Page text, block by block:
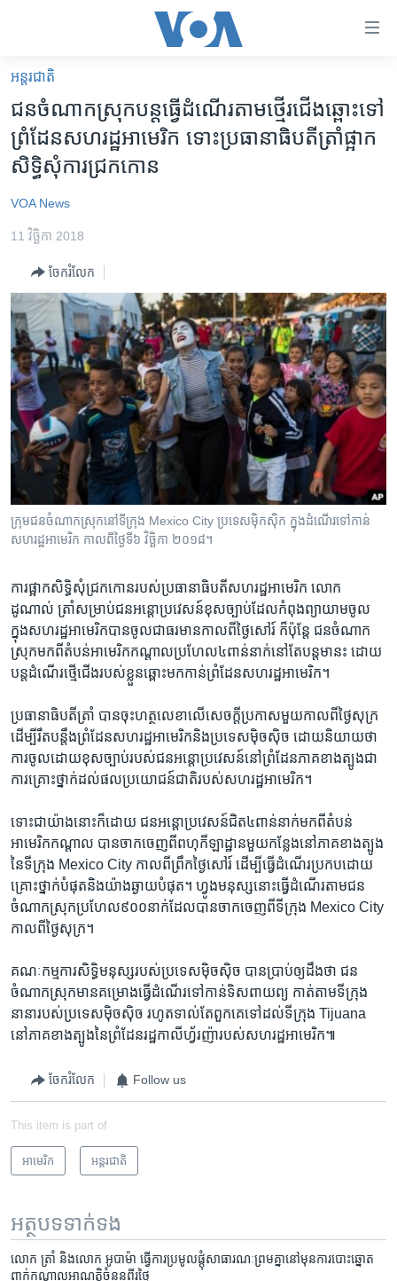
គេហទំព័រ​
ទាក់ទង
រំលង​
និង​
ចូល​
ទំព័រ​
ព័ត៌មាន​​
រំលង​
និង​
ចូល​
ទៅ​
ទំព័រ​
រចនា
សម្ព័ន្ធ​
រំលង​
និង​
ទៅ​
កាន់​
ទំព័រ​
រក
អន្តរជាតិ
អាមេរិក
ព្រឹត្តិការណ៍ព័ត៌មាន
ទូរទស្សន៍ / វីដេអូ​
វិទ្យុ / ផតខាសថ៍
កម្មវិធីទាំងអស់
Khmer English
បណ្តាញ​សង្គម
អន្តរជាតិ
​ជន​ចំណាក​ស្រុក​បន្ត​ធ្វើ​ដំណើរ​តាម​ថ្មើរ​ជើង​ឆ្ពោះ​ទៅ​
ព្រំ​ដែន​សហរដ្ឋ​អាមេរិក ​ទោះប្រធានា​ធិបតី​ត្រាំ​ផ្អាក​
សិទ្ធិ​សុំការ​ជ្រក​កោន​
VOA News
11 វិច្ឆិកា 2018
ចែករំលែក
ក្រុមជន​ចំណាក​ស្រុក​នៅ​ទីក្រុង​ Mexico City​ ប្រទេស​ម៉ិកស៊ិក ក្នុង​ដំណើរ​ទៅ​កាន់​
សហរដ្ឋ​អាមេរិក​ កាល​ពី​ថ្ងៃ​ទី​៦ វិច្ឆិកា ២០១៨។
ការ​ផ្អាក​សិទ្ធិ​សុំ​ជ្រក​កោន​របស់​ប្រធានា​ធិបតី​សហរដ្ឋ​អាមេរិក ​លោក ​
ដូណាល់ ​ត្រាំ​សម្រាប់​ជន​អន្តោប្រវេសន៍​ខុស​ច្បាប់​ដែល​កំពុង​ព្យាយាម​ចូល​
ក្នុង​សហរដ្ឋ​អាមេរិកបាន​ចូល​ជាធរមាន​កាល​ពី​ថ្ងៃ​សៅរ៍ ក៏ប៉ុន្តែ ​ជន​ចំណាក​
ស្រុក​មក​ពី​តំបន់​អាមេរិក​កណ្តាល​ប្រហែល​៤​ពាន់​នាក់​នៅ​តែ​បន្ត​មានះ ដោយ
បន្ត​ដំណើរ​ថ្មើ​ជើង​របស់​ខ្លួន​ឆ្ពោះ​មក​កាន់​ព្រំ​ដែន​សហរដ្ឋ​អាមេរិក។
ប្រធានា​ធិបតី​ត្រាំ ​បាន​ចុះ​ហត្ថលេខា​លើ​សេចក្តី​ប្រកាសមួយ​កាល​ពី​ថ្ងៃ​សុក្រ​
ដើម្បី​រឹត​បន្តឹង​ព្រំ​ដែន​សហរដ្ឋ​អាមេរិក​និង​ប្រទេស​ម៉ិចស៊ិច ដោយ​និយាយថា​
ការចូល​ដោយ​ខុស​ច្បាប់​របស់​ជន​អន្តោប្រវេសន៍​នៅ​ព្រំដែន​ភាគ​ខាង​ត្បូង​ជា​
ការ​គ្រោះ​ថ្នាក់​ដល់ផល​ប្រយោជន៍​ជាតិ​របស់​សហរដ្ឋ​អាមេរិក។
ទោះ​ជា​យ៉ាង​នោះ​ក៏ដោយ​ ជន​អន្តោ​ប្រវេសន៍​ជិត​៤ពាន់​នាក់​មក​ពី​តំបន់​
អាមេរិក​កណ្តាល​ បាន​ចាក​ចេញ​ពី​ពហុកីឡាដ្ឋាន​មួយ​កន្លែង​នៅ​ភាគ​ខាង​ត្បូង​
នៃ​ទីក្រុង​ Mexico City ​កាល​ពីព្រឹក​ថ្ងៃ​សៅរ៍ ​ដើម្បី​ធ្វើ​ដំណើរ​ប្រកប​ដោយ
គ្រោះ​ថ្នាក់​បំផុត​និង​យ៉ាង​ឆ្ងាយ​បំផុត។​ ហ្វូង​មនុស្ស​នោះ​ធ្វើ​ដំណើរ​តាម​ជន​
ចំណាក​ស្រុក​ប្រហែល​៩០០​នាក់​ដែល​បាន​ចាក​ចេញ​ពី​ទីក្រុង​ Mexico City
​កាល​ពី​ថ្ងៃ​សុក្រ។
​គណៈ​កម្មការ​សិទ្ធិ​មនុស្ស​របស់​ប្រទេស​ម៉ិចស៊ិច ​បាន​ប្រាប់​ឲ្យ​ដឹងថា​ ជន​
ចំណាក​ស្រុក​មាន​គម្រោង​ធ្វើ​ដំណើរ​ទៅ​កាន់​ទិស​ពាយព្យ ​កាត់​តាម​ទីក្រុង​
នានា​របស់​ប្រ​ទេស​ម៉ិចស៊ិច ​រហូត​ទាល់​តែ​ពួកគេ​ទៅ​ដល់​ទីក្រុង​ Tijuana ​
នៅ​ភាគ​ខាង​ត្បូង​នៃ​ព្រំដែន​រដ្ឋ​កាលីហ្វ័រញ៉ា​របស់​សហរដ្ឋ​អាមេរិក៕
ចែករំលែក Follow us
This item is part of
អាមេរិក​ អន្តរជាតិ
អត្ថបទ​ទាក់ទង
លោក ត្រាំ និង​លោក អូបាម៉ា ធ្វើ​ការ​ប្រមូល​ផ្តុំ​សាធារណៈ​ព្រម​គ្នា​នៅមុ​ន​ការ​បោះឆ្នោត​
ពាក់កណ្តាល​អាណត្តិ​ចំនួន​ពីរ​ថ្ងៃ